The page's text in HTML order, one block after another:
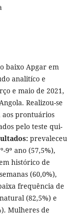
baixo Apgar em
analitíco e
e maio de 2021,
Realizou-se
aos prontuários
pelo teste qui-
prevaleceu
9º ano (57,5%),
histórico de
(60,0%),
frequência de
(82,5%) e
Mulheres de